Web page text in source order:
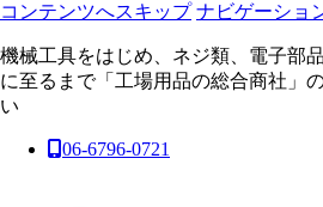
コンテンツへスキップ ナビゲーショ
機械工具をはじめ、ネジ類、電子部
に至るまで「工場用品の総合商社」
い
06-6796-0721